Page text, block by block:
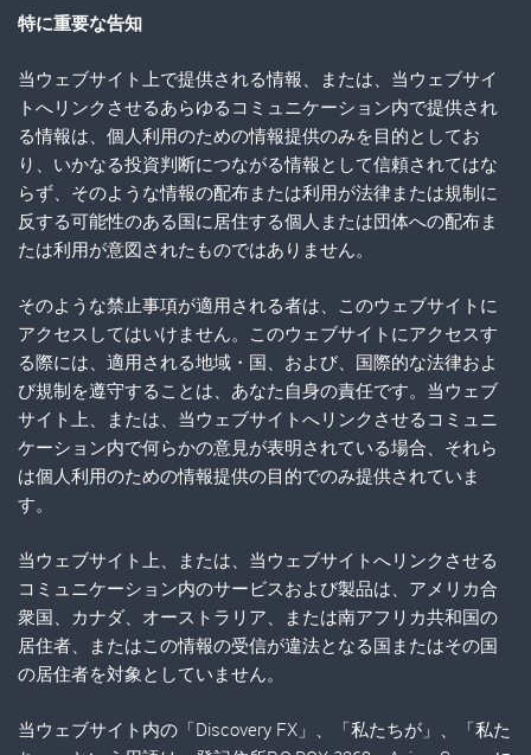
特に重要な告知
当ウェブサイト上で提供される情報、または、当ウェブサイ
トへリンクさせるあらゆるコミュニケーション内で提供され
る情報は、個人利用のための情報提供のみを目的としてお
り、いかなる投資判断につながる情報として信頼されてはな
らず、そのような情報の配布または利用が法律または規制に
反する可能性のある国に居住する個人または団体への配布ま
たは利用が意図されたものではありません。
そのような禁止事項が適用される者は、このウェブサイトに
アクセスしてはいけません。このウェブサイトにアクセスす
る際には、適用される地域・国、および、国際的な法律およ
び規制を遵守することは、あなた自身の責任です。当ウェブ
サイト上、または、当ウェブサイトへリンクさせるコミュニ
ケーション内で何らかの意見が表明されている場合、それら
は個人利用のための情報提供の目的でのみ提供されていま
す。
当ウェブサイト上、または、当ウェブサイトへリンクさせる
コミュニケーション内のサービスおよび製品は、アメリカ合
衆国、カナダ、オーストラリア、または南アフリカ共和国の
居住者、またはこの情報の受信が違法となる国またはその国
の居住者を対象としていません。
当ウェブサイト内の「Discovery FX」、「私たちが」、「私た